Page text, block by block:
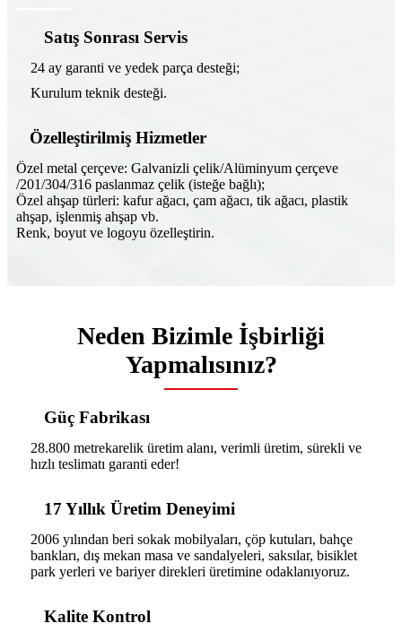
Satış Sonrası Servis
24 ay garanti ve yedek parça desteği;
Kurulum teknik desteği.
Özelleştirilmiş Hizmetler
Özel metal çerçeve: Galvanizli çelik/Alüminyum çerçeve
/201/304/316 paslanmaz çelik (isteğe bağlı);
Özel ahşap türleri: kafur ağacı, çam ağacı, tik ağacı, plastik
ahşap, işlenmiş ahşap vb.
Renk, boyut ve logoyu özelleştirin.
Neden Bizimle İşbirliği
Yapmalısınız?
Güç Fabrikası
28.800 metrekarelik üretim alanı, verimli üretim, sürekli ve
hızlı teslimatı garanti eder!
17 Yıllık Üretim Deneyimi
2006 yılından beri sokak mobilyaları, çöp kutuları, bahçe
bankları, dış mekan masa ve sandalyeleri, saksılar, bisiklet
park yerleri ve bariyer direkleri üretimine odaklanıyoruz.
Kalite Kontrol